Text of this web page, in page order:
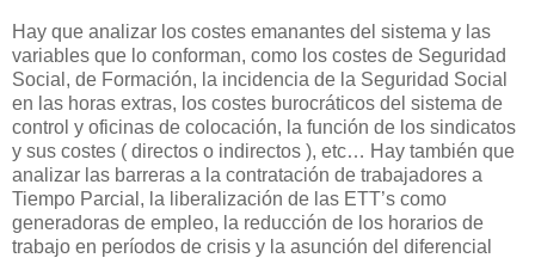
Hay que analizar los costes emanantes del sistema y las
variables que lo conforman, como los costes de Seguridad
Social, de Formación, la incidencia de la Seguridad Social
en las horas extras, los costes burocráticos del sistema de
control y oficinas de colocación, la función de los sindicatos
y sus costes ( directos o indirectos ), etc… Hay también que
analizar las barreras a la contratación de trabajadores a
Tiempo Parcial, la liberalización de las ETT’s como
generadoras de empleo, la reducción de los horarios de
trabajo en períodos de crisis y la asunción del diferencial